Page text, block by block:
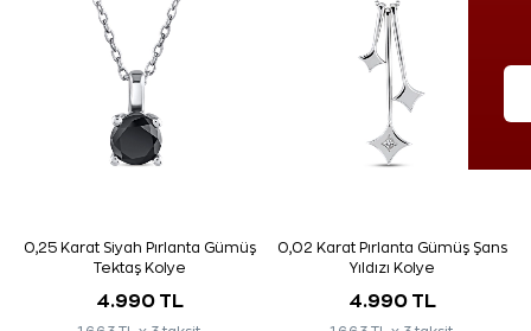
0,25 Karat Siyah Pırlanta Gümüş
Tektaş Kolye
4.990 TL
0,02 Karat Pırlanta Gümüş Şans
Yıldızı Kolye
4.990 TL